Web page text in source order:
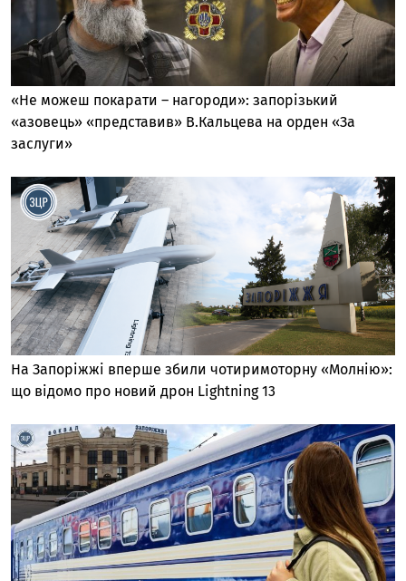
«Не можеш покарати – нагороди»: запорізький
«азовець» «представив» В.Кальцева на орден «За
заслуги»
На Запоріжжі вперше збили чотиримоторну «Молнію»:
що відомо про новий дрон Lightning 13